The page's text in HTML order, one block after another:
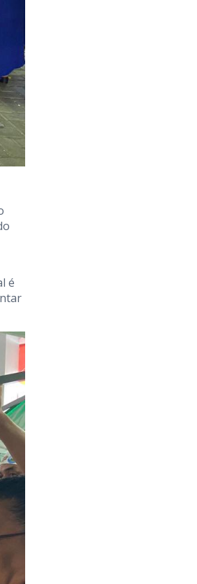
é